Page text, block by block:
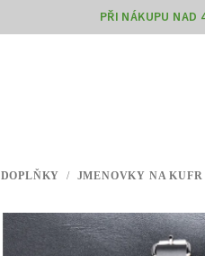
PŘI NÁKUPU NAD
DOPLŇKY / JMENOVKY NA KUFR